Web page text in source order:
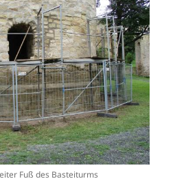
Fuß des Basteiturms